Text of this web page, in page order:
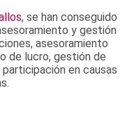
, se han conseguido
y gestión
asesoramiento
de lucro, gestión de
en causas